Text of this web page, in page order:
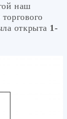
наш
открыта 1-